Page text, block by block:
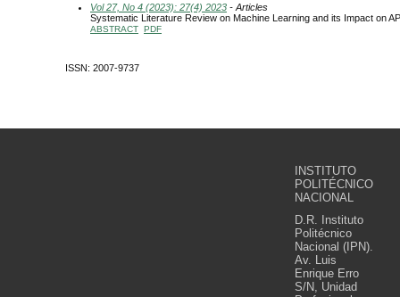
Vol 27, No 4 (2023): 27(4) 2023 - Articles
Systematic Literature Review on Machine Learning and its Impact on
ABSTRACT PDF
ISSN: 2007-9737
INSTITUTO
POLITÉCNICO
NACIONAL
D.R. Instituto
Politécnico
Nacional (IPN).
Av. Luis
Enrique Erro
S/N, Unidad